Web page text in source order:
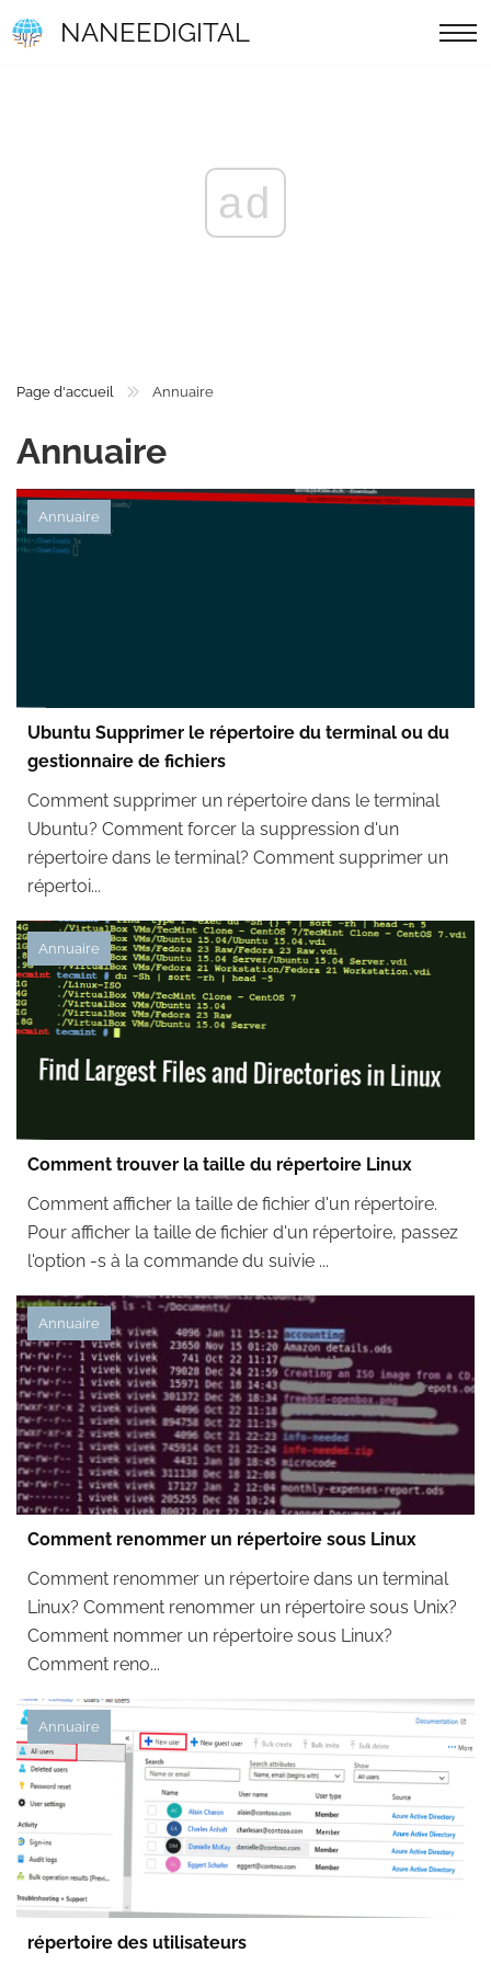
NANEEDIGITAL
ad
Page d'accueil Annuaire
Annuaire
Annuaire
Ubuntu Supprimer le répertoire du terminal ou du
gestionnaire de fichiers
Comment supprimer un répertoire dans le terminal
Ubuntu? Comment forcer la suppression d'un
répertoire dans le terminal? Comment supprimer un
répertoi...
Annuaire
Comment trouver la taille du répertoire Linux
Comment afficher la taille de fichier d'un répertoire.
Pour afficher la taille de fichier d'un répertoire, passez
l'option -s à la commande du suivie ...
Annuaire
Comment renommer un répertoire sous Linux
Comment renommer un répertoire dans un terminal
Linux? Comment renommer un répertoire sous Unix?
Comment nommer un répertoire sous Linux?
Comment reno...
Annuaire
répertoire des utilisateurs